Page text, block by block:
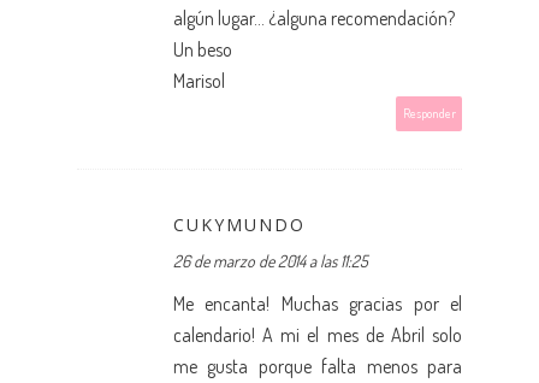
algún lugar... ¿alguna recomendación?
Un beso
Marisol
Responder
CUKYMUNDO
26 de marzo de 2014 a las 11:25
Me encanta! Muchas gracias por el
calendario! A mi el mes de Abril solo
me gusta porque falta menos para